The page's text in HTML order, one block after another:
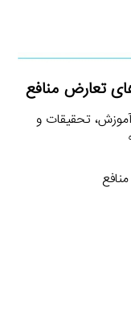
تعارض منافع
تحقیقات و